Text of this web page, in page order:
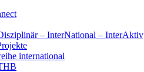
– InterNational – InterAktiv
international